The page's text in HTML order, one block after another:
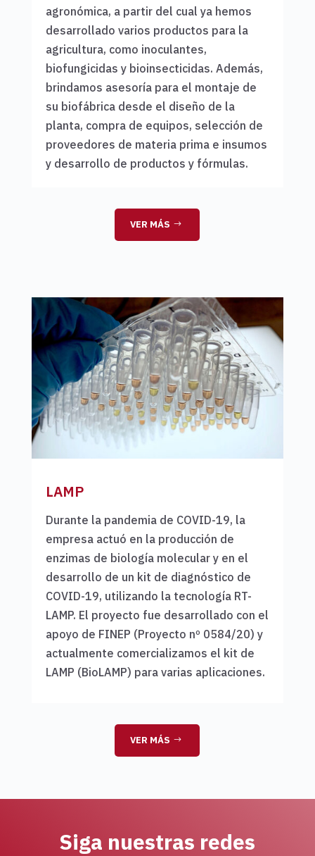
agronómica, a partir del cual ya hemos
desarrollado varios productos para la
agricultura, como inoculantes,
biofungicidas y bioinsecticidas. Además,
brindamos asesoría para el montaje de
su biofábrica desde el diseño de la
planta, compra de equipos, selección de
proveedores de materia prima e insumos
y desarrollo de productos y fórmulas.
VER MÁS
LAMP
Durante la pandemia de COVID-19, la
empresa actuó en la producción de
enzimas de biología molecular y en el
desarrollo de un kit de diagnóstico de
COVID-19, utilizando la tecnología RT-
LAMP. El proyecto fue desarrollado con el
apoyo de FINEP (Proyecto nº 0584/20) y
actualmente comercializamos el kit de
LAMP (BioLAMP) para varias aplicaciones.
VER MÁS
Siga nuestras redes